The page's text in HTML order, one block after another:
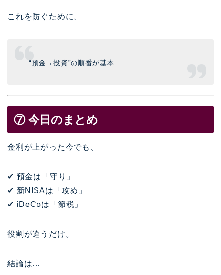
これを防ぐために、
“預金→投資”の順番が基本
⑦ 今日のまとめ
金利が上がった今でも、
✔ 預金は「守り」
✔ 新NISAは「攻め」
✔ iDeCoは「節税」
役割が違うだけ。
結論は…